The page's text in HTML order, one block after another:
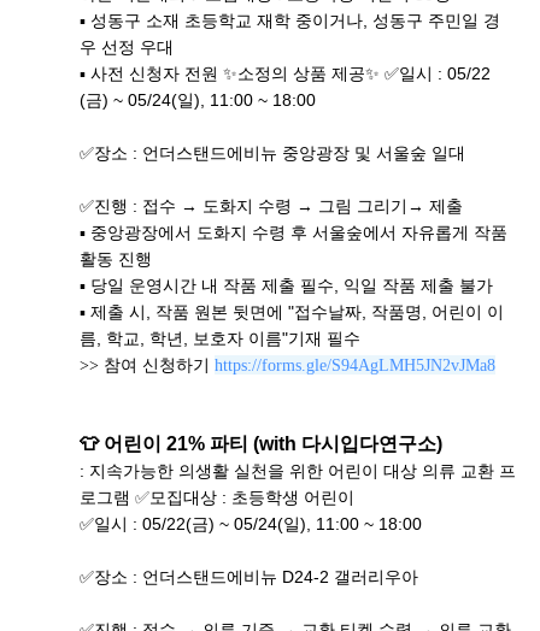
▪ 성동구 소재 초등학교 재학 중이거나, 성동구 주민일 경
우 선정 우대
▪ 사전 신청자 전원 ✨소정의 상품 제공✨ ✅일시 : 05/22
(금) ~ 05/24(일), 11:00 ~ 18:00
✅장소 : 언더스탠드에비뉴 중앙광장 및 서울숲 일대
✅진행 : 접수 → 도화지 수령 → 그림 그리기→ 제출
▪ 중앙광장에서 도화지 수령 후 서울숲에서 자유롭게 작품
활동 진행
▪ 당일 운영시간 내 작품 제출 필수, 익일 작품 제출 불가
▪ 제출 시, 작품 원본 뒷면에 "접수날짜, 작품명, 어린이 이
름, 학교, 학년, 보호자 이름"기재 필수
>> 참여 신청하기 https://forms.gle/S94AgLMH5JN2vJMa8
👕 어린이 21% 파티 (with 다시입다연구소)
: 지속가능한 의생활 실천을 위한 어린이 대상 의류 교환 프
로그램 ✅모집대상 : 초등학생 어린이
✅일시 : 05/22(금) ~ 05/24(일), 11:00 ~ 18:00
✅장소 : 언더스탠드에비뉴 D24-2 갤러리우아